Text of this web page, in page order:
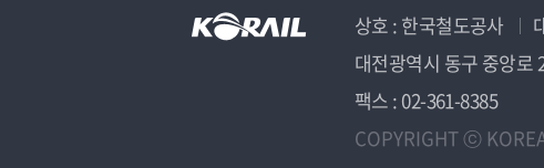
상호 : 한국철도공사
대전광역시 동구 중앙로
팩스 : 02-361-8385
COPYRIGHT ⓒ